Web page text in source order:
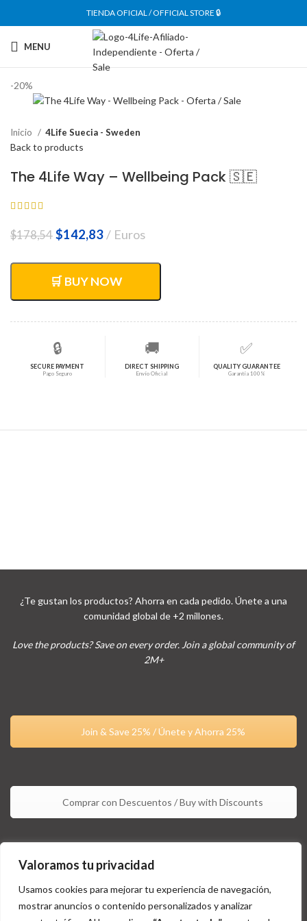
Valoramos tu privacidad
Usamos cookies para mejorar tu experiencia de navegación,
mostrar anuncios o contenido personalizados y analizar
TIENDA OFICIAL / OFFICIAL STORE 🔒
MENU
-20%
Inicio 4Life Suecia - Sweden
Back to products
The 4Life Way – Wellbeing Pack 🇸🇪
$178,54 El
original
era:
$178,54.
$142,83El
actual
es:
Euros
🛒 BUY NOW
🔒
SECURE PAYMENT
Pago Seguro
🚚
DIRECT SHIPPING
Envío Oficial
✅
QUALITY GUARANTEE
Garantía 100%
¿Te gustan los productos? Ahorra en cada pedido. Únete a una
comunidad global de +2 millones.
Love the products? Save on every order. Join a global community of
2M+
Join & Save 25% / Únete y Ahorra 25%
Comprar con Descuentos / Buy with Discounts